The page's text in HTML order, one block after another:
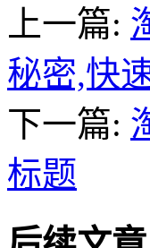
上一篇:
秘密,快
下一篇:
标题